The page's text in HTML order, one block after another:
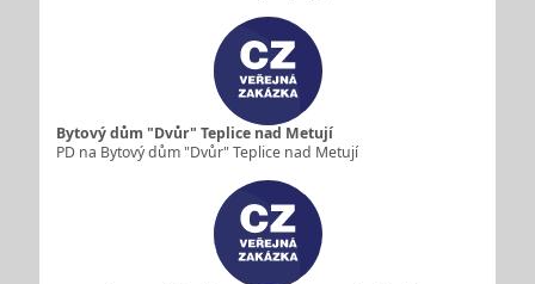
Bytový dům "Dvůr" Teplice nad Metují
PD na Bytový dům "Dvůr" Teplice nad Metují